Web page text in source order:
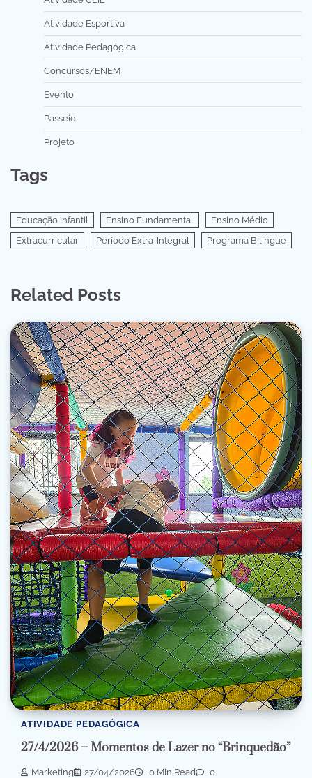
Atividade Esportiva
Atividade Pedagógica
Concursos/ENEM
Evento
Passeio
Projeto
Tags
Educação Infantil Ensino Fundamental
Ensino Médio
Extracurricular
Período Extra-Integral Programa Bilíngue
Related Posts
ATIVIDADE PEDAGÓGICA
27/4/2026 – Momentos de Lazer no “Brinquedão”
Marketing 27/04/2026 0 Min Read 0